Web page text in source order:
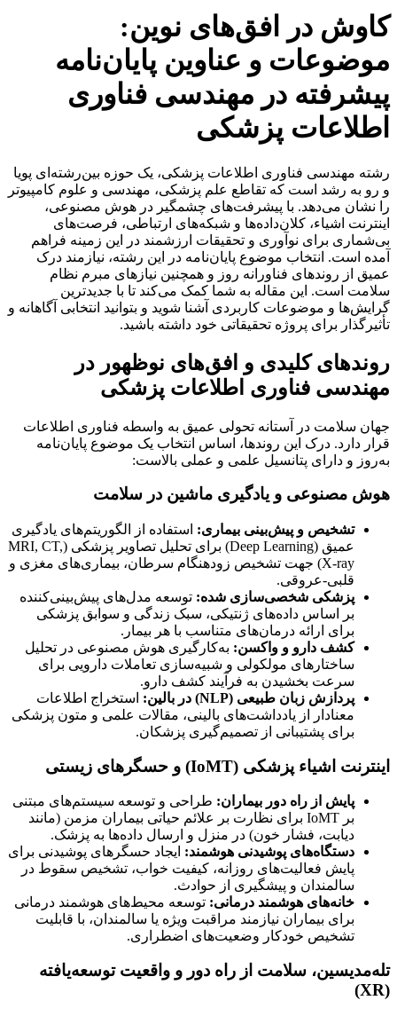
کاوش در افق‌های نوین:
موضوعات و عناوین پایان‌نامه
پیشرفته در مهندسی فناوری
اطلاعات پزشکی
رشته مهندسی فناوری اطلاعات پزشکی، یک حوزه بین‌رشته‌ای پویا
و رو به رشد است که تقاطع علم پزشکی، مهندسی و علوم کامپیوتر
را نشان می‌دهد. با پیشرفت‌های چشمگیر در هوش مصنوعی،
اینترنت اشیاء، کلان‌داده‌ها و شبکه‌های ارتباطی، فرصت‌های
بی‌شماری برای نوآوری و تحقیقات ارزشمند در این زمینه فراهم
آمده است. انتخاب موضوع پایان‌نامه در این رشته، نیازمند درک
عمیق از روندهای فناورانه روز و همچنین نیازهای مبرم نظام
سلامت است. این مقاله به شما کمک می‌کند تا با جدیدترین
گرایش‌ها و موضوعات کاربردی آشنا شوید و بتوانید انتخابی آگاهانه و
تأثیرگذار برای پروژه تحقیقاتی خود داشته باشید.
روندهای کلیدی و افق‌های نوظهور در
مهندسی فناوری اطلاعات پزشکی
جهان سلامت در آستانه تحولی عمیق به واسطه فناوری اطلاعات
قرار دارد. درک این روندها، اساس انتخاب یک موضوع پایان‌نامه
به‌روز و دارای پتانسیل علمی و عملی بالاست:
هوش مصنوعی و یادگیری ماشین در سلامت
تشخیص و پیش‌بینی بیماری: استفاده از الگوریتم‌های یادگیری
عمیق (Deep Learning) برای تحلیل تصاویر پزشکی (MRI, CT,
X-ray) جهت تشخیص زودهنگام سرطان، بیماری‌های مغزی و
قلبی-عروقی.
پزشکی شخصی‌سازی شده: توسعه مدل‌های پیش‌بینی‌کننده
بر اساس داده‌های ژنتیکی، سبک زندگی و سوابق پزشکی
برای ارائه درمان‌های متناسب با هر بیمار.
کشف دارو و واکسن: به‌کارگیری هوش مصنوعی در تحلیل
ساختارهای مولکولی و شبیه‌سازی تعاملات دارویی برای
سرعت بخشیدن به فرآیند کشف دارو.
پردازش زبان طبیعی (NLP) در بالین:
استخراج اطلاعات
معنادار از یادداشت‌های بالینی، مقالات علمی و متون پزشکی
برای پشتیبانی از تصمیم‌گیری پزشکان.
اینترنت اشیاء پزشکی (IoMT) و حسگرهای زیستی
پایش از راه دور بیماران: طراحی و توسعه سیستم‌های مبتنی
بر IoMT برای نظارت بر علائم حیاتی بیماران مزمن (مانند
دیابت، فشار خون) در منزل و ارسال داده‌ها به پزشک.
دستگاه‌های پوشیدنی هوشمند: ایجاد حسگرهای پوشیدنی برای
پایش فعالیت‌های روزانه، کیفیت خواب، تشخیص سقوط در
سالمندان و پیشگیری از حوادث.
خانه‌های هوشمند درمانی: توسعه محیط‌های هوشمند درمانی
برای بیماران نیازمند مراقبت ویژه یا سالمندان، با قابلیت
تشخیص خودکار وضعیت‌های اضطراری.
تله‌مدیسین، سلامت از راه دور و واقعیت توسعه‌یافته
(XR)